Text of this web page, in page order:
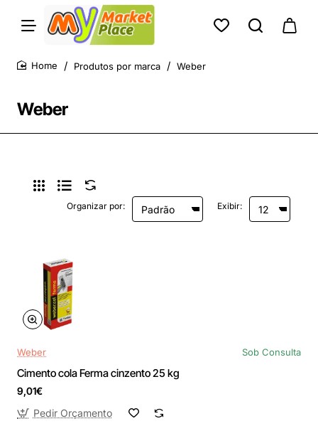
Weber
Produtos por marca Weber
Organizar por: Exibir:
Weber Sob Consulta
Cimento cola Ferma cinzento 25 kg
9,01€
Pedir Orçamento